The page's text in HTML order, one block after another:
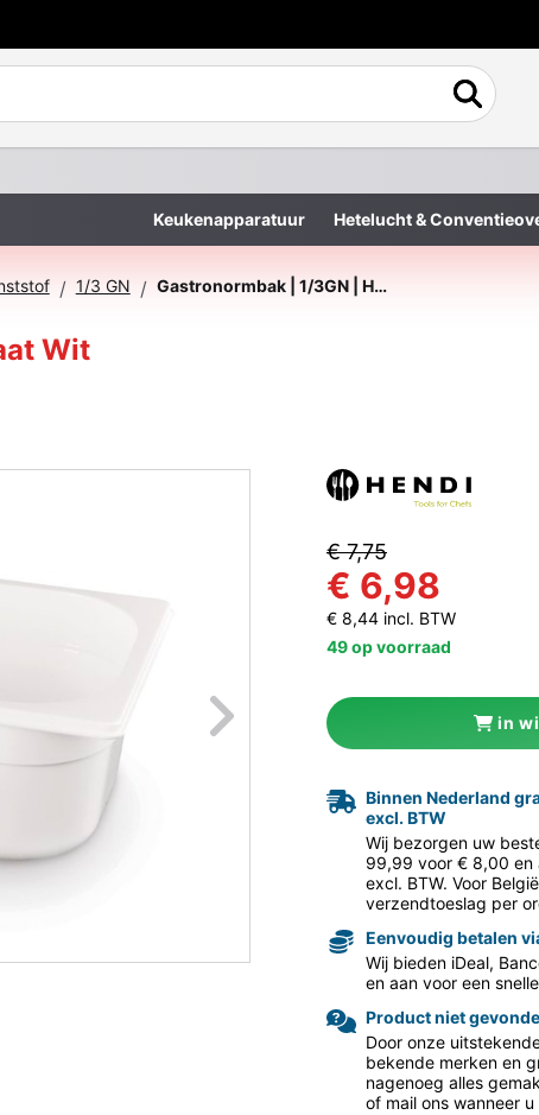
Keukenapparatuur Hetelucht &
/ 1/3 GN / Gastronormbak | 1/3GN | Hoog 100mm | Polycarbonaat Wit
Wit
Naar
€ 7,75
€ 6,98
€ 8,44 incl. BTW
49 op voorraad
in
Binnen Nederland
excl. BTW
Wij bezorgen uw
99,99 voor € 8,00 en
excl. BTW. Voor
verzendtoeslag per
Eenvoudig betalen
Wij bieden iDeal,
en aan voor een
Product niet
Door onze
bekende merken en
nagenoeg alles
of mail ons wanneer